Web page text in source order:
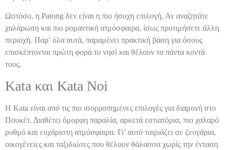
Ωστόσο, η Patong δεν είναι η πιο ήσυχη επιλογή. Αν αναζητάτε
χαλάρωση και πιο ρομαντική ατμόσφαιρα, ίσως προτιμήσετε άλλη
περιοχή. Παρ’ όλα αυτά, παραμένει πρακτική βάση για όσους
επισκέπτονται πρώτη φορά το νησί και θέλουν τα πάντα κοντά
τους.
Kata και Kata Noi
Η Kata είναι από τις πιο ισορροπημένες επιλογές για διαμονή στο
Πουκέτ. Διαθέτει όμορφη παραλία, αρκετά εστιατόρια, πιο χαλαρό
ρυθμό και ευχάριστη ατμόσφαιρα. Γι’ αυτό ταιριάζει σε ζευγάρια,
οικογένειες και ταξιδιώτες που θέλουν θάλασσα χωρίς την ένταση